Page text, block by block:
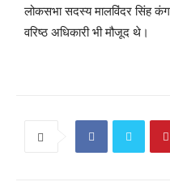
लोकसभा सदस्य मालविंदर सिंह
वरिष्ठ अधिकारी भी मौजूद थे।